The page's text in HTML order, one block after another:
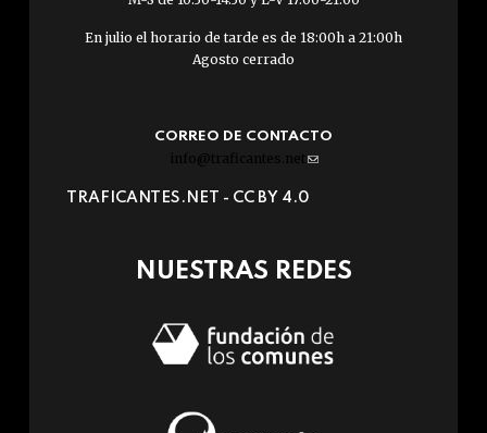
En julio el horario de tarde es de 18:00h a 21:00h
Agosto cerrado
CORREO DE CONTACTO
info@traficantes.net (link
e-
TRAFICANTES.NET - CC BY 4.0
NUESTRAS REDES